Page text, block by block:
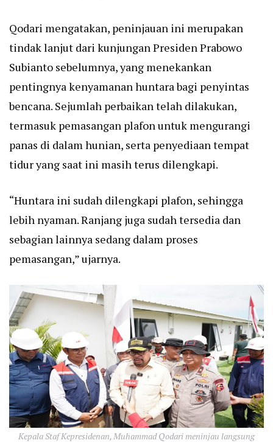
Qodari mengatakan, peninjauan ini merupakan
tindak lanjut dari kunjungan Presiden Prabowo
Subianto sebelumnya, yang menekankan
pentingnya kenyamanan huntara bagi penyintas
bencana. Sejumlah perbaikan telah dilakukan,
termasuk pemasangan plafon untuk mengurangi
panas di dalam hunian, serta penyediaan tempat
tidur yang saat ini masih terus dilengkapi.
“Huntara ini sudah dilengkapi plafon, sehingga
lebih nyaman. Ranjang juga sudah tersedia dan
sebagian lainnya sedang dalam proses
pemasangan,” ujarnya.
Kepala Staf Kepresidenan, Muhammad Qodari meninjau langsung